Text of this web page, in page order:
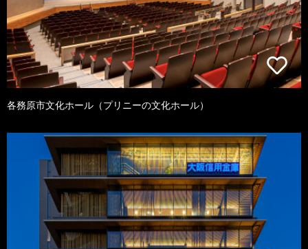
各務原市文化ホール（プリニーの文化ホール）